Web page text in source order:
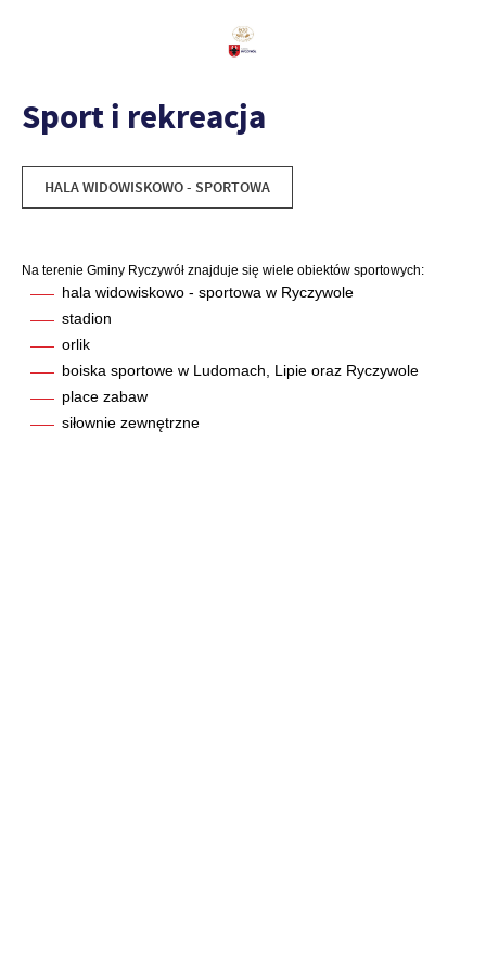
Sport i rekreacja
HALA WIDOWISKOWO - SPORTOWA
Na terenie Gminy Ryczywół znajduje się wiele obiektów sportowych:
hala widowiskowo - sportowa w Ryczywole
stadion
orlik
boiska sportowe w Ludomach, Lipie oraz Ryczywole
place zabaw
siłownie zewnętrzne